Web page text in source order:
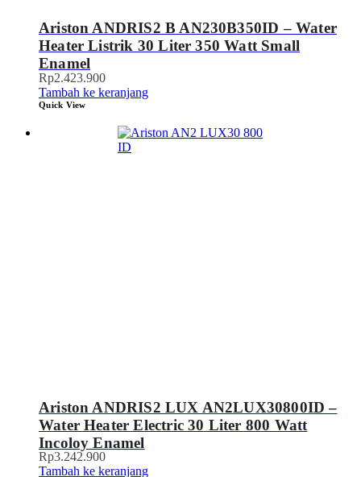
Ariston ANDRIS2 B AN230B350ID – Water
Heater Listrik 30 Liter 350 Watt Small
Enamel
Rp2.423.900
Tambah ke keranjang
Quick View
Ariston ANDRIS2 LUX AN2LUX30800ID –
Water Heater Electric 30 Liter 800 Watt
Incoloy Enamel
Rp3.242.900
Tambah ke keranjang